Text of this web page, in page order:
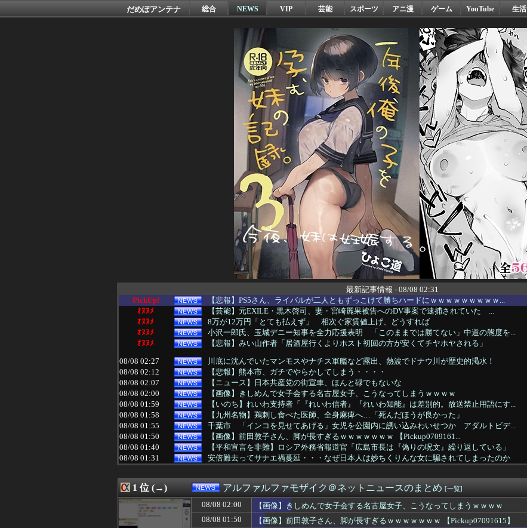
だめぽアンテナ 総合 NEWS VIP 芸能 スポーツ アニ漫 ゲーム YouTube 生活
最新記事情報 - 08/08 02:31
PickUp!
【悲報】PS5さん、ライバルが二人ともずっこけて勝ちハードにｗｗｗｗｗｗｗｗｗ...
ｵﾇﾇﾒ
【芸能】元EXILE・黒木啓司、妻・宮崎麗果被告へのDV事案で逮捕されていた ...
ｵﾇﾇﾒ
8万が12万円「とても払えず」 相次ぐ家賃値上げ、どうすれば
ｵﾇﾇﾒ
小沢一郎氏、玉城デニー知事を全力応援表明 「このままでは勝てない」中道の態度を...
ｵﾇﾇﾒ
【悲報】みい山作者「居酒屋行くよりホスト初回の方が安くてチヤホヤされる」
08/08 02:27
川底に沈んでいたマンモスやナチス軍艦など露出、熱波でドナウ川が歴史的渇水！
08/08 02:12
【悲報】熊本市、ガチでやらかしてしまう・・・・
08/08 02:07
【ニュース】日本共産党の街宣車、ほんと碌でもないな
08/08 02:00
【画像】きしめんで女子会する名古屋女子、こうなってしまうｗｗｗｗ
08/08 01:59
【いのち】れいわ支持者「『れいわ信者』『れいわ知能』は差別的。放送禁止用語にす...
08/08 01:58
【九州名物】鶏刺し食べた医師、全身麻痺へ…「死んだほうが良かった」
08/08 01:55
千葉市 「インコを見せてあげる」女児を公園内に誘い込みわいせつか アダルトビデ...
08/08 01:50
【画像】前田敦子さん、脚が長すぎるｗｗｗｗｗｗｗ 【Pickup0709161...
08/08 01:40
【平和宣言を非難】ロシア外務省報道官「広島市長は『偽りの呪文』繰り返している」
08/08 01:31
安倍難去ってサナエ禍蔓延・・・なぜ日本人は妙ちくりんな女に騙されてしまったのか
08/08 01:12
【ガチ】キャスターの大越健介、高市首相に『爆弾発言』をしてしまう！！！！！
08/08 01:09
小学生の段階で人生を確定させるドイツ式の制度、「バカを振い落せるから合理的だ」...
08/08 01:03
【画像】日本のライオンさん、溶けるｗｗｗｗｗｗｗｗｗｗｗｗｗｗ
08/08 01:03
アメリカの終戦に立ちはだかる壁、イスラエルはトランプ和平案に「同意せず」！
08/08 01:00
【東京】「ミラーくらいは当たっても仕方ないと」運転手男（49）を再逮捕 ベント...
1 位 (→) アルファルファモザイク＠ネットニュースのまとめ [一覧]
08/08 02:00
【画像】きしめんで女子会する名古屋女子、こうなってしまうｗｗｗｗ
08/08 01:50
【画像】前田敦子さん、脚が長すぎるｗｗｗｗｗｗｗ 【Pickup07091615】